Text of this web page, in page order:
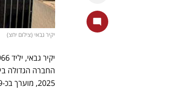
יקיר גבאי (צילום יחצ)
החברה הגדולה
2025, מוערך בכ-3.9 מיליארד דולרים, נתון המשקף את תנאי השוק המאתגרים בתחום הנדל"ן.